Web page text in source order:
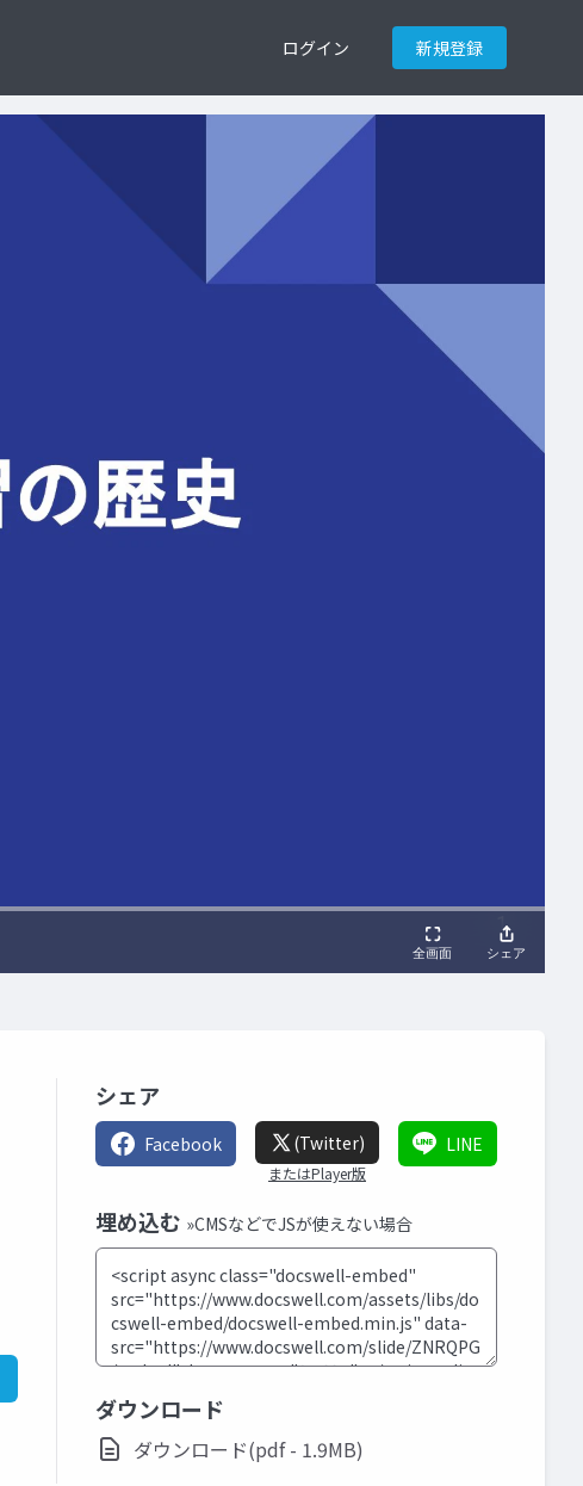
ログイン 新規登録
シェア
Facebook (Twitter)
またはPlayer版
LINE
埋め込む »CMSなどでJSが使えない場合
ダウンロード
ダウンロード(pdf - 1.9MB)